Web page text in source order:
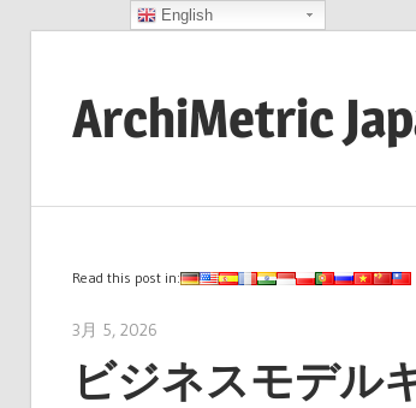
ArchiMetric
Dev
Scrum,
More
Read this post in:
3月 5, 2026
ビジネスモデル
English